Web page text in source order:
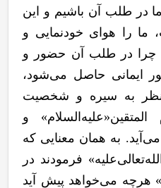
در طلب آن باشیم و این
ما را هوای خودنمایی و
در طلب آن حضور و
ایمانی حاصل میشود،
نظر به سیره و شخصیت
السلام» و
میآید. به همان معنایی که
تعالیعلیه» فرمودند در
هرچه میخواهد پیش آید